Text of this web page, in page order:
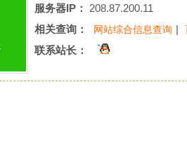
服务器IP：
208.87.200.11
相关查询：
网站综合信息查询 |
联系站长：